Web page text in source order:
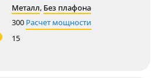
Металл, Без плафона
300 Расчет мощности
15